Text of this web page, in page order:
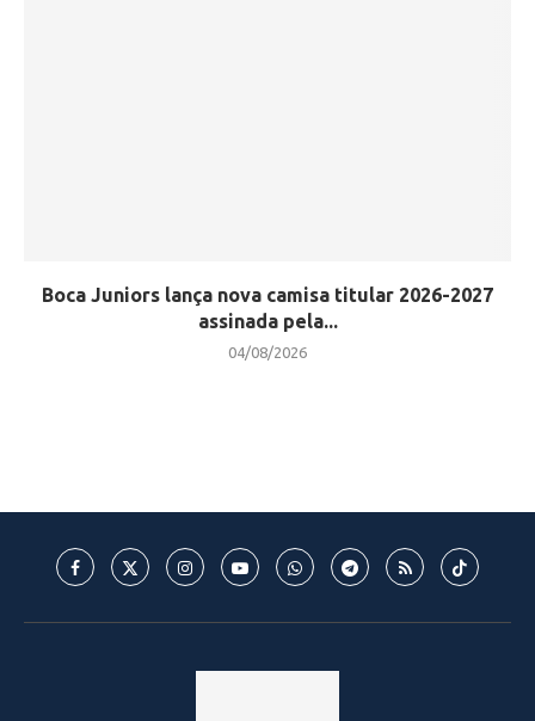
Boca Juniors lança nova camisa titular 2026-2027
assinada pela...
04/08/2026